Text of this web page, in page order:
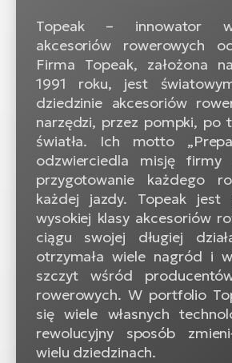
Topeak – innowator
akcesoriów rowerowych
Firma Topeak, założona
1991 roku, jest
dziedzinie akcesoriów
narzędzi, przez pompki, po
światła. Ich motto
odzwierciedla misję firmy
przygotowanie każdego
każdej jazdy. Topeak jest
wysokiej klasy akcesoriów
ciągu swojej długiej
otrzymała wiele nagród i
szczyt wśród
rowerowych. W portfolio
się wiele własnych
rewolucyjny sposób
wielu dziedzinach.